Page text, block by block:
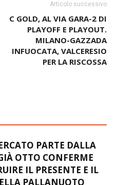
Articolo successivo
C GOLD, AL VIA GARA-2 DI
PLAYOFF E PLAYOUT.
MILANO-GAZZADA
INFUOCATA, VALCERESIO
PER LA RISCOSSA
PARTE DALLA
OTTO CONFERME
IL PRESENTE E IL
PALLANUOTO